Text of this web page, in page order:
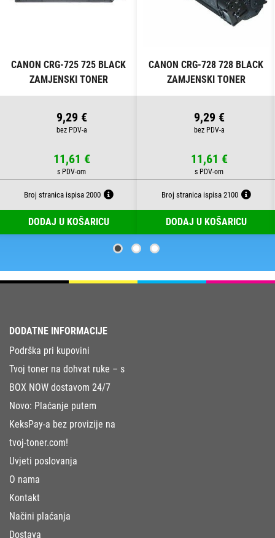
CANON CRG-725 725 BLACK
ZAMJENSKI TONER
9,29 €
11,61 €
Broj stranica ispisa 2000
DODAJ U KOŠARICU
CANON CRG-728 728 BLACK
ZAMJENSKI TONER
9,29 €
11,61 €
Broj stranica ispisa 2100
DODAJ U KOŠARICU
DODATNE INFORMACIJE
Podrška pri kupovini
Tvoj toner na dohvat ruke – s
BOX NOW dostavom 24/7
Novo: Plaćanje putem
KeksPay-a bez provizije na
tvoj-toner.com!
Uvjeti poslovanja
O nama
Kontakt
Načini plaćanja
Dostava